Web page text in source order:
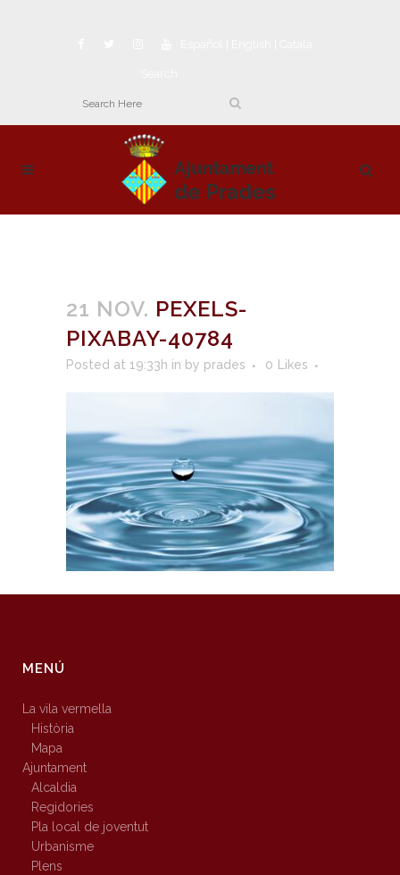
21 NOV. PEXELS-
PIXABAY-40784
Posted at 19:33h in by prades 0 Likes
MENÚ
La vila vermella
Història
Mapa
Ajuntament
Alcaldia
Regidories
Pla local de joventut
Urbanisme
Plens